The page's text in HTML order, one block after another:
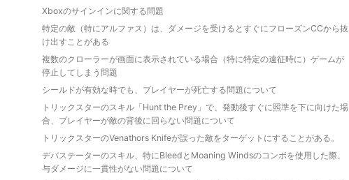
Xboxのサインインに関する問題
特定の敵（特にアルファス）は、ダメージを受けるとすぐにフローズンCCから抜
け出すことがある
複数のクローラーが画面に表示されている場合（特に特定の遠征時に）ゲームが
停止してしまう問題
シールドが有効な時でも、プレイヤーが死亡する問題について
トリックスターのスキル「Hunt the Prey」で、発動後すぐに照準を下に向けた場
合、プレイヤーが敵の背後に回らない問題について
トリックスターのVenathors Knifeが誤った敵をターゲットにすることがある。
デバステーターのスキル、特にBleedとMoaning Windsのコンボを使用した際、
与ダメージに一貫性がない問題について